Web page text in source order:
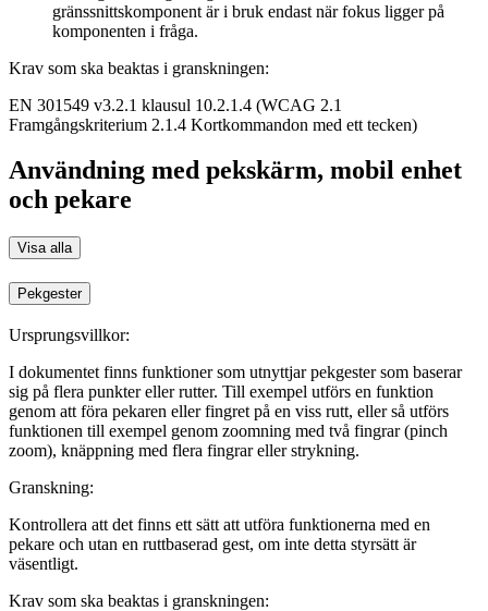
gränssnittskomponent är i bruk endast när fokus ligger på
komponenten i fråga.
Krav som ska beaktas i granskningen:
EN 301549 v3.2.1 klausul 10.2.1.4 (WCAG 2.1
Framgångskriterium 2.1.4 Kortkommandon med ett tecken)
Användning med pekskärm, mobil enhet
och pekare
Visa alla
Pekgester
Ursprungsvillkor:
I dokumentet finns funktioner som utnyttjar pekgester som baserar
sig på flera punkter eller rutter. Till exempel utförs en funktion
genom att föra pekaren eller fingret på en viss rutt, eller så utförs
funktionen till exempel genom zoomning med två fingrar (pinch
zoom), knäppning med flera fingrar eller strykning.
Granskning:
Kontrollera att det finns ett sätt att utföra funktionerna med en
pekare och utan en ruttbaserad gest, om inte detta styrsätt är
väsentligt.
Krav som ska beaktas i granskningen: